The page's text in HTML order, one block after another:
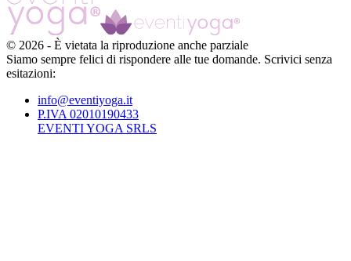
© 2026 - È vietata la riproduzione anche parziale
Siamo sempre felici di rispondere alle tue domande. Scrivici senza
esitazioni:
info@eventiyoga.it
P.IVA 02010190433
EVENTI YOGA SRLS